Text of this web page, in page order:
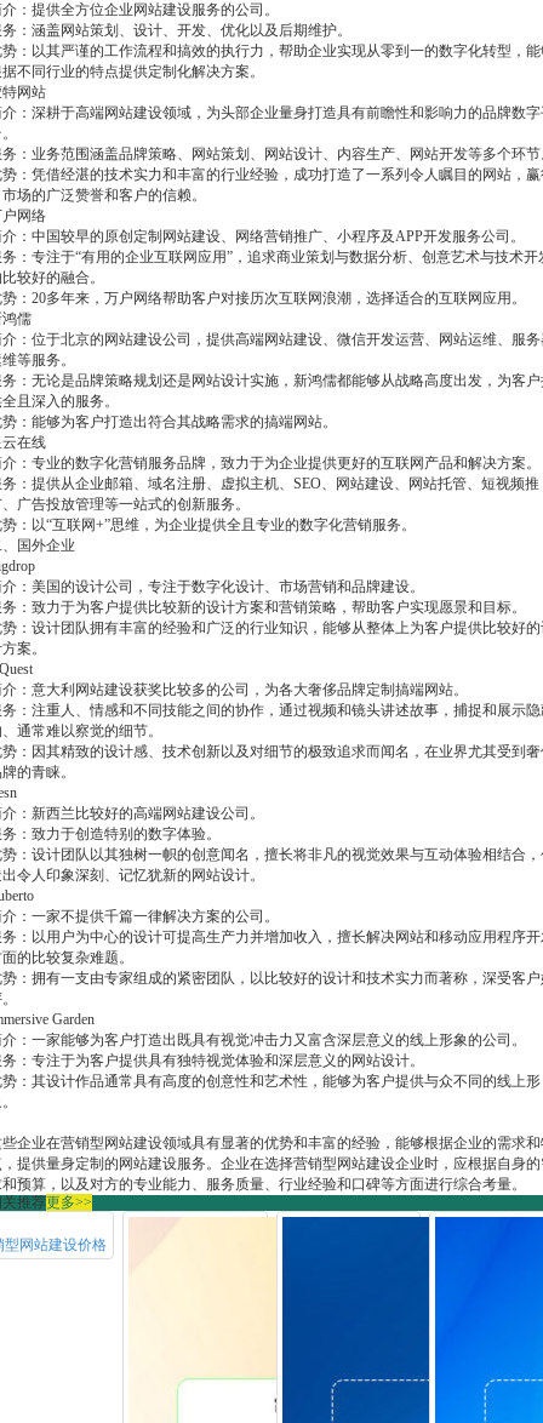
：提供全方位企业网站建设服务的公司。
：涵盖网站策划、设计、开发、优化以及后期维护。
：以其严谨的工作流程和搞效的执行力，帮助企业实现从零到一的数字化转型，能
不同行业的特点提供定制化解决方案。
网站
：深耕于高端网站建设领域，为头部企业量身打造具有前瞻性和影响力的品牌数字
：业务范围涵盖品牌策略、网站策划、网站设计、内容生产、网站开发等多个环节
：凭借经湛的技术实力和丰富的行业经验，成功打造了一系列令人瞩目的网站，赢
场的广泛赞誉和客户的信赖。
网络
：中国较早的原创定制网站建设、网络营销推广、小程序及APP开发服务公司。
：专注于“有用的企业互联网应用”，追求商业策划与数据分析、创意艺术与技术开
较好的融合。
：20多年来，万户网络帮助客户对接历次互联网浪潮，选择适合的互联网应用。
儒
：位于北京的网站建设公司，提供高端网站建设、微信开发运营、网站运维、服务
等服务。
：无论是品牌策略规划还是网站设计实施，新鸿儒都能够从战略高度出发，为客户
且深入的服务。
：能够为客户打造出符合其战略需求的搞端网站。
在线
：专业的数字化营销服务品牌，致力于为企业提供更好的互联网产品和解决方案。
：提供从企业邮箱、域名注册、虚拟主机、SEO、网站建设、网站托管、短视频推
广告投放管理等一站式的创新服务。
：以“互联网+”思维，为企业提供全且专业的数字化营销服务。
国外企业
：美国的设计公司，专注于数字化设计、市场营销和品牌建设。
：致力于为客户提供比较新的设计方案和营销策略，帮助客户实现愿景和目标。
：设计团队拥有丰富的经验和广泛的行业知识，能够从整体上为客户提供比较好的
案。
：意大利网站建设获奖比较多的公司，为各大奢侈品牌定制搞端网站。
：注重人、情感和不同技能之间的协作，通过视频和镜头讲述故事，捕捉和展示隐
通常难以察觉的细节。
：因其精致的设计感、技术创新以及对细节的极致追求而闻名，在业界尤其受到奢
的青睐。
：新西兰比较好的高端网站建设公司。
：致力于创造特别的数字体验。
：设计团队以其独树一帜的创意闻名，擅长将非凡的视觉效果与互动体验相结合，
令人印象深刻、记忆犹新的网站设计。
：一家不提供千篇一律解决方案的公司。
：以用户为中心的设计可提高生产力并增加收入，擅长解决网站和移动应用程序开
的比较复杂难题。
：拥有一支由专家组成的紧密团队，以比较好的设计和技术实力而著称，深受客户
Garden
：一家能够为客户打造出既具有视觉冲击力又富含深层意义的线上形象的公司。
：专注于为客户提供具有独特视觉体验和深层意义的网站设计。
：其设计作品通常具有高度的创意性和艺术性，能够为客户提供与众不同的线上形
企业在营销型网站建设领域具有显著的优势和丰富的经验，能够根据企业的需求和
提供量身定制的网站建设服务。企业在选择营销型网站建设企业时，应根据自身的
预算，以及对方的专业能力、服务质量、行业经验和口碑等方面进行综合考量。
推荐更多>>
型网站建设价格